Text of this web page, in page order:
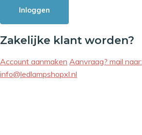
Inloggen
Zakelijke klant worden?
Account aanmaken Aanvraag? mail naar:
info@ledlampshopxl.nl